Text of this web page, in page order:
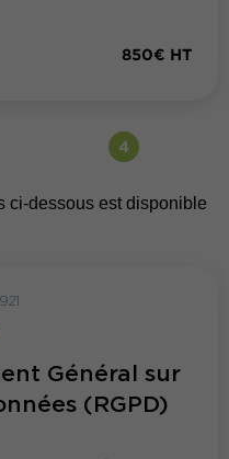
850€ HT
4
ci-dessous est disponible
Général sur
(RGPD)